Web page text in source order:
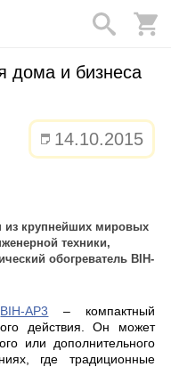
дома и бизнеса
14.10.2015
из крупнейших мировых
техники,
обогреватель BIH-
BIH-AP3 – компактный
действия. Он может
или дополнительного
где традиционные